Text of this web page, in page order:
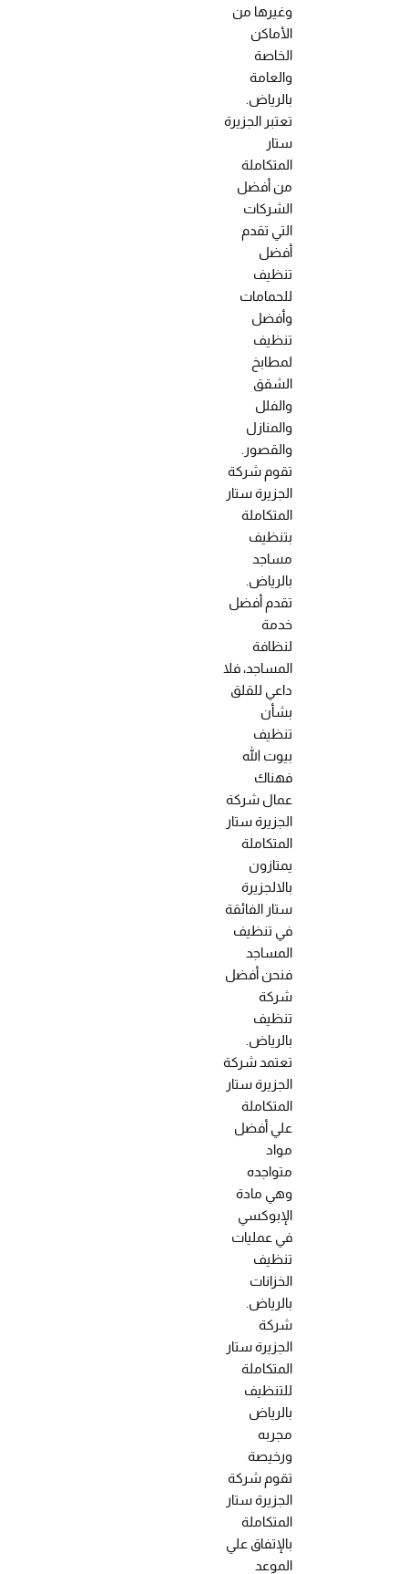
وغيرها من
الأماكن
الخاصة
والعامة
بالرياض.
تعتبر الجزيرة
ستار
المتكاملة
من أفضل
الشركات
التي تقدم
أفضل
تنظيف
للحمامات
وأفضل
تنظيف
لمطابخ
الشقق
والفلل
والمنازل
والقصور.
تقوم شركة
الجزيرة ستار
المتكاملة
بتنظيف
مساجد
بالرياض.
تقدم أفضل
خدمة
لنظافة
المساجد، فلا
داعي للقلق
بشأن
تنظيف
بيوت الله
فهناك
عمال شركة
الجزيرة ستار
المتكاملة
يمتازون
بالالجزيرة
ستار الفائقة
في تنظيف
المساجد
فنحن أفضل
شركة
تنظيف
بالرياض.
تعتمد شركة
الجزيرة ستار
المتكاملة
علي أفضل
مواد
متواجده
وهي مادة
الإبوكسي
في عمليات
تنظيف
الخزانات
بالرياض.
شركة
الجزيرة ستار
المتكاملة
للتنظيف
بالرياض
مجربه
ورخيصة
تقوم شركة
الجزيرة ستار
المتكاملة
بالإتفاق علي
الموعد